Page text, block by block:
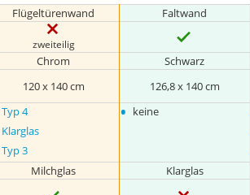
Flügeltürenwand Faltwand
zweiteilig
Chrom Schwarz
‎120 x 140 cm 126,8 x 140 cm
Typ 4
Klarglas
Typ 3
• keine
Milchglas Klarglas